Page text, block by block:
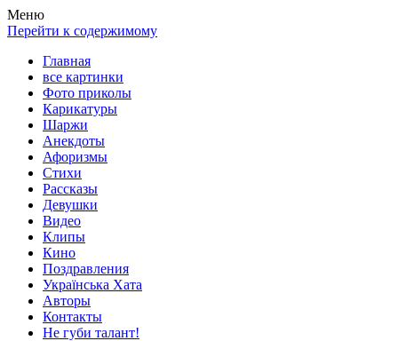
Весела хата — прикольные картинки, смешные истории,
клипы!
Покажем всем ваши фото приколы, карикатуры, шаржи, стихи,
рассказы, видео и песни!
Меню
Перейти к содержимому
Главная
все картинки
Фото приколы
Карикатуры
Шаржи
Анекдоты
Афоризмы
Стихи
Рассказы
Девушки
Видео
Клипы
Кино
Поздравления
Українська Хата
Авторы
Контакты
Не губи талант!